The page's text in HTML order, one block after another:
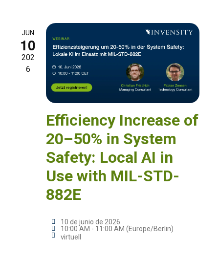
JUN
10
202
6
Efficiency Increase of
20–50% in System
Safety: Local AI in
Use with MIL-STD-
882E
10 de junio de 2026
10:00 AM - 11:00 AM (Europe/Berlin)
virtuell